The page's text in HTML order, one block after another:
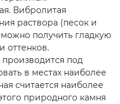
Вибролитая
раствора (песок и
получить гладкую
оттенков.
под
в местах наиболее
считается наиболее
природного камня